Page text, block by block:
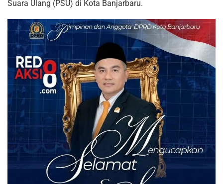
Suara Ulang (PSU) di Kota Banjarbaru.